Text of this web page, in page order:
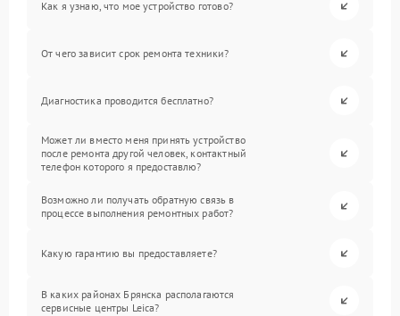
Как я узнаю, что мое устройство готово?
От чего зависит срок ремонта техники?
Диагностика проводится бесплатно?
Может ли вместо меня принять устройство
после ремонта другой человек, контактный
телефон которого я предоставлю?
Возможно ли получать обратную связь в
процессе выполнения ремонтных работ?
Какую гарантию вы предоставляете?
В каких районах Брянска располагаются
сервисные центры Leica?